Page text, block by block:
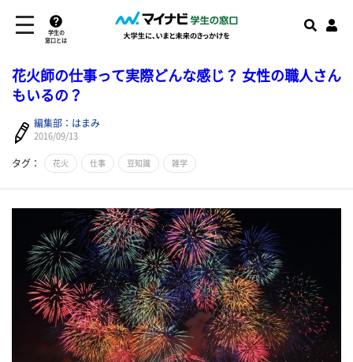
学生の
窓口とは
花火師の仕事って実際どんな感じ？ 女性の職人さん
もいるの？
編集部：はまみ
2016/09/13
タグ： 花火 仕事 豆知識 雑学